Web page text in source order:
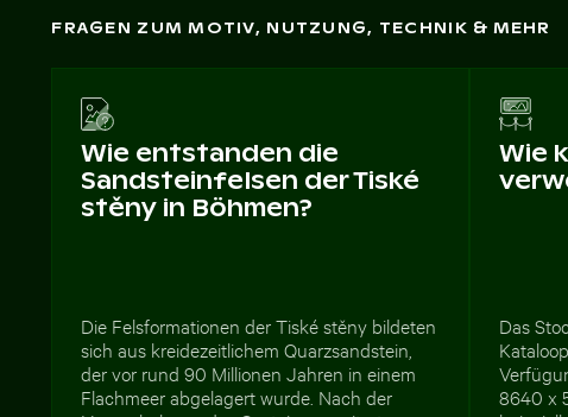
FRAGEN ZUM MOTIV, NUTZUNG, TECHNIK & MEHR
Wie entstanden die
Sandsteinfelsen der Tiské
stěny in Böhmen?
Die Felsformationen der Tiské stěny bildeten
sich aus kreidezeitlichem Quarzsandstein,
der vor rund 90 Millionen Jahren in einem
Flachmeer abgelagert wurde. Nach der
Wie
Das
8640 x